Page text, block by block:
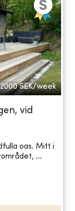
SEK/week
vid
oas. Mitt i
...